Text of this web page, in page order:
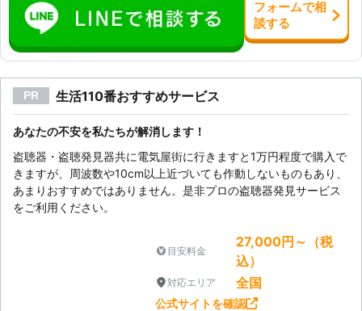
フォームで相
談する
PR 生活110番おすすめサービス
あなたの不安を私たちが解消します！
盗聴器・盗聴発見器共に電気屋街に行きますと1万円程度で購入で
きますが、周波数や10cm以上近づいても作動しないものもあり、
あまりおすすめではありません。是非プロの盗聴器発見サービス
をご利用ください。
目安料金
27,000円～（税
込）
対応エリア 全国
公式サイトを確認